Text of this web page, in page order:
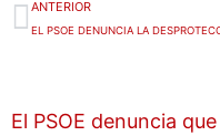
ANTERIOR
El PSOE denuncia